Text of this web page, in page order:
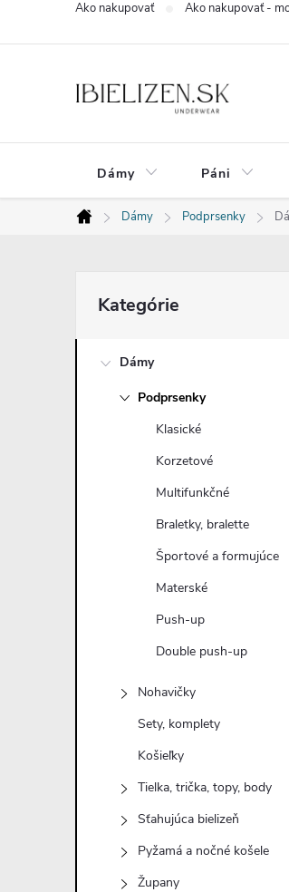
Ako nakupovať Ako nakupovať -
Dámy Páni
Domov
Dámy Podprsenky
o
kategórie
Kategórie
Dámy
Podprsenky
Klasické
Korzetové
Multifunkčné
Braletky, bralette
Športové a formujúce
Materské
Push-up
Double push-up
Nohavičky
Sety, komplety
Košieľky
Tielka, trička, topy, body
Sťahujúca bielizeň
Pyžamá a nočné košele
Župany